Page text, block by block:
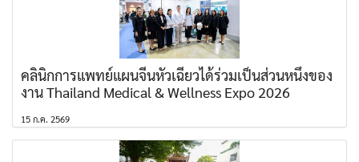
คลินิกการแพทย์แผนจีนหัวเฉียวได้ร่วมเป็นส่วนหนึ่งของ
งาน Thailand Medical & Wellness Expo 2026
15 ก.ค. 2569